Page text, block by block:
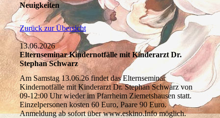
Neuigkeiten
Zurück zur Übersicht
13.06.2026
Elternseminar Kindernotfälle mit Kinderarzt Dr.
Stephan Schwarz
Am Samstag 13.06.26 findet das Elternseminar
Kindernotfälle mit Kinderarzt Dr. Stephan Schwarz von
09-12:00 Uhr wieder im Pfarrheim Ziemetshausen statt.
Einzelpersonen kosten 60 Euro, Paare 90 Euro.
Anmeldung ab sofort über www.eskino.Info möglich.